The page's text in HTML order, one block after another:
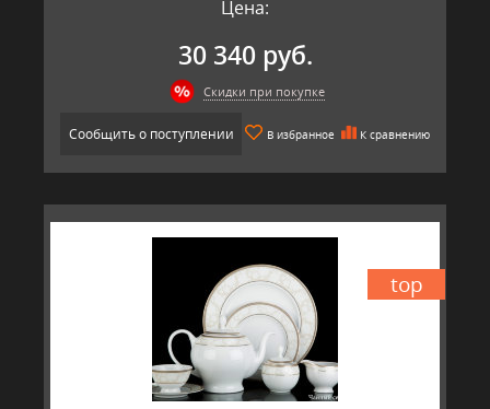
Цена:
30 340 руб.
Скидки при покупке
Сообщить о поступлении В избранное К сравнению
top